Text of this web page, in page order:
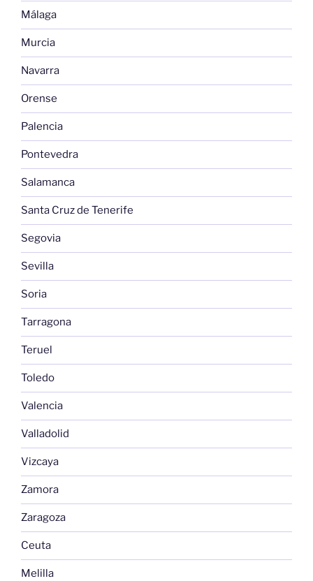
Málaga
Murcia
Navarra
Orense
Palencia
Pontevedra
Salamanca
Santa Cruz de Tenerife
Segovia
Sevilla
Soria
Tarragona
Teruel
Toledo
Valencia
Valladolid
Vizcaya
Zamora
Zaragoza
Ceuta
Melilla